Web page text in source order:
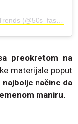
A post shared by 50’s Women’s Fashion Trends (@50s_fashion_trends)
preokretom na
materijale poput
načine da
maniru.